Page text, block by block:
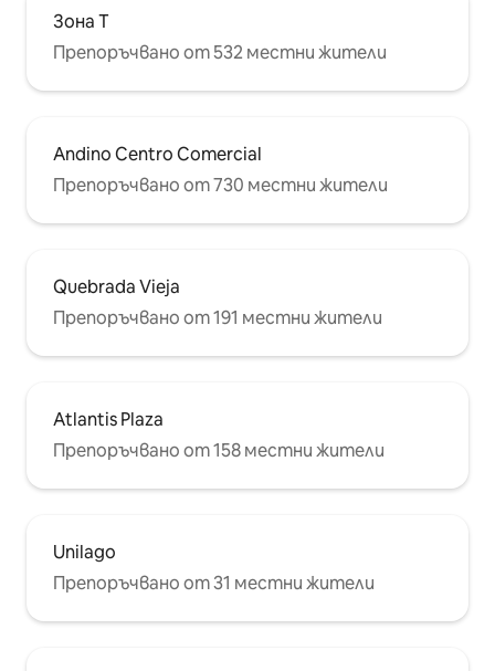
Зона Т
Препоръчвано от 532 местни жители
Andino Centro Comercial
Препоръчвано от 730 местни жители
Quebrada Vieja
Препоръчвано от 191 местни жители
Atlantis Plaza
Препоръчвано от 158 местни жители
Unilago
Препоръчвано от 31 местни жители